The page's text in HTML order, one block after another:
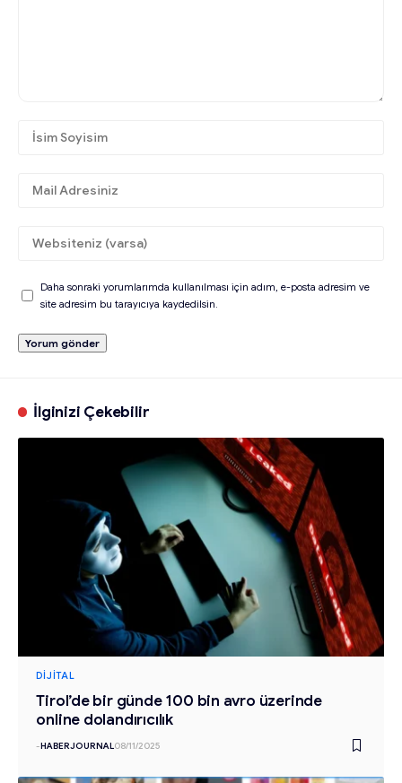
Daha sonraki yorumlarımda kullanılması için adım, e-posta adresim ve
site adresim bu tarayıcıya kaydedilsin.
İlginizi Çekebilir
DIJITAL
Tirol’de bir günde 100 bin avro üzerinde
online dolandırıcılık
-HABERJOURNAL08/11/2025